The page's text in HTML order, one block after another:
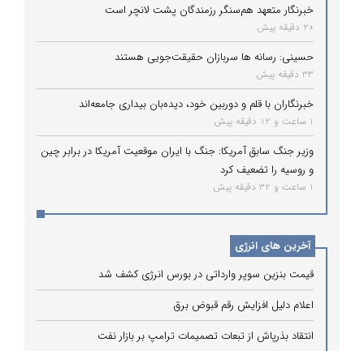
خبرنگار متعهد هم‌سنگر رزمندگان پشت لانچر است
20 دقیقه پیش
حسینی: رسانه ها سربازان حقیقت‌جویی هستند
33 دقیقه پیش
خبرنگاران با قلم و دوربین خود، دیده‌بان بیداری جامعه‌اند
1 ساعت و 12 دقیقه پیش
وزیر جنگ سابق آمریکا: جنگ با ایران موقعیت آمریکا در برابر چین
و روسیه را تضعیف کرد
1 ساعت و 32 دقیقه پیش
آخرین های انرژی
قیمت بنزین سوپر وارداتی در بورس انرژی کشف شد
اعلام دلیل افزایش رقم قبوض برق
انتقاد بذرپاش از تبعات تصمیمات ترامپ بر بازار نفت